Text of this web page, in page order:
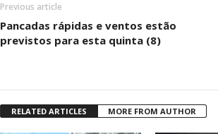
Previous article
Pancadas rápidas e ventos estão
previstos para esta quinta (8)
RELATED ARTICLES MORE FROM AUTHOR